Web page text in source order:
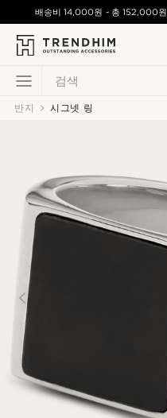
검색
배송비14,000원 - 총 152,000원
반지 시그넷 링